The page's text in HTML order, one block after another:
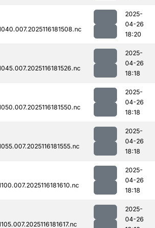
2025-
04-26
18:20
2025-
04-26
18:18
2025-
04-26
18:18
2025-
04-26
18:18
2025-
04-26
18:18
2025-
04-26